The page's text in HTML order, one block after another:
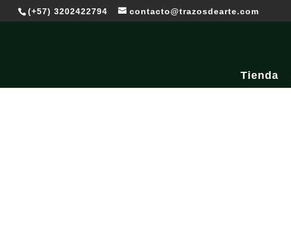
(+57) 3202422794 contacto@trazosdearte.com
Tienda